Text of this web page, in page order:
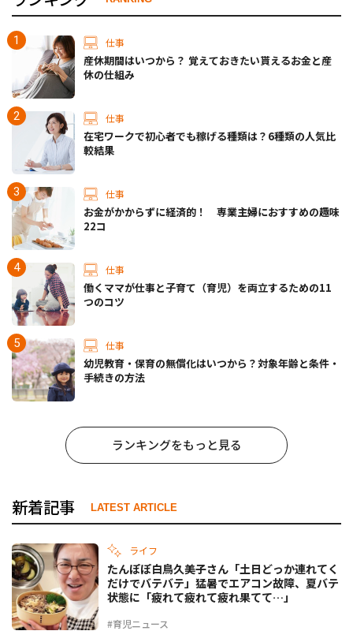
仕事
産休期間はいつから？ 覚えておきたい貰えるお金と産
休の仕組み
仕事
在宅ワークで初心者でも稼げる種類は？6種類の人気比
較結果
仕事
お金がかからずに経済的！ 専業主婦におすすめの趣味
22コ
仕事
働くママが仕事と子育て（育児）を両立するための11
つのコツ
仕事
幼児教育・保育の無償化はいつから？対象年齢と条件・
手続きの方法
ランキングをもっと見る
新着記事 LATEST ARTICLE
ライフ
#育児ニュース
たんぽぽ白鳥久美子さん「土日どっか連れてく
だけでバテバテ」猛暑でエアコン故障、夏バテ
状態に「疲れて疲れて疲れ果てて…」